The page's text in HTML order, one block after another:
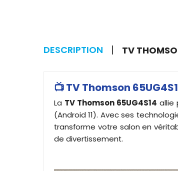
DESCRIPTION TV
📺 TV Thomson
La TV Thomson 65UG4S14 allie
(Android 11). Avec ses
transforme votre salon en
de divertissement.